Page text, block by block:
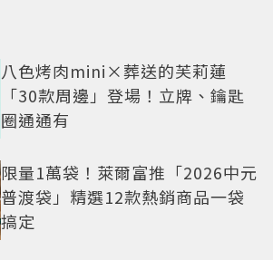
八色烤肉mini×葬送的芙莉蓮
「30款周邊」登場！立牌、鑰匙
圈通通有
限量1萬袋！萊爾富推「2026中元
普渡袋」精選12款熱銷商品一袋
搞定